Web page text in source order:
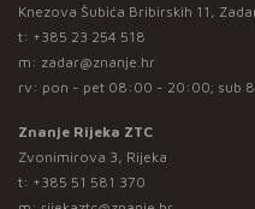
Knezova Šubića Bribirskih 11,
t: +385 23 254 518
m: zadar@znanje.hr
rv: pon - pet 08:00 - 20:00; sub
Znanje Rijeka ZTC
Zvonimirova 3, Rijeka
t: +385 51 581 370